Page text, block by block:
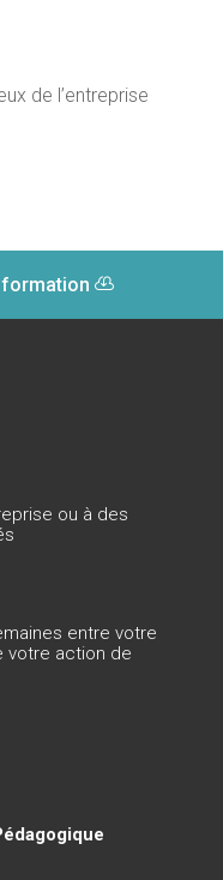
de l’entreprise
ou à des
entre votre
votre action de